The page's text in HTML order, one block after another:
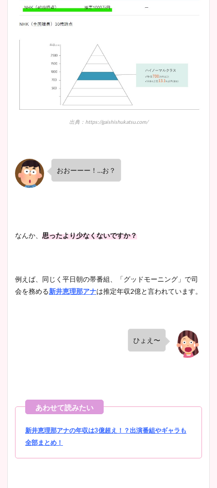
出典：https://gaishishukatsu.com/
おおーーー！ …お？
なんか、 思ったより少なくないですか？
例えば、同じく平日朝の帯番組、「グッドモーニング」で司
会を務める新井恵理那アナは推定年収2億と言われています。
ひょえ〜
新井恵理那アナの年収は3億超え！？出演番組やギャラも
全部まとめ！